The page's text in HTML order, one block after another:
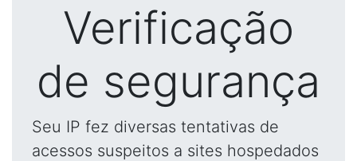
Verificação
de segurança
Seu IP fez diversas tentativas de
acessos suspeitos a sites hospedados